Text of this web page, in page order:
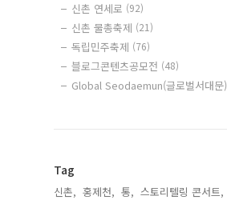
신촌 연세로 (92)
신촌 물총축제 (21)
독립민주축제 (76)
블로그콘텐츠공모전 (48)
Global Seodaemun(글로벌서대문)
Tag
신촌, 홍제천, 통, 스토리텔링 콘서트,